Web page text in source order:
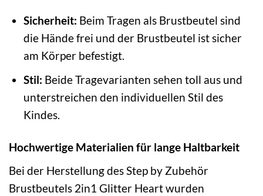
Sicherheit: Beim Tragen als Brustbeutel sind
die Hände frei und der Brustbeutel ist sicher
am Körper befestigt.
Stil: Beide Tragevarianten sehen toll aus und
unterstreichen den individuellen Stil des
Kindes.
Hochwertige Materialien für lange Haltbarkeit
Bei der Herstellung des Step by Zubehör
Brustbeutels 2in1 Glitter Heart wurden